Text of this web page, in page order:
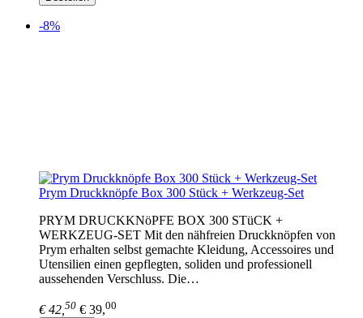
-8%
Prym Druckknöpfe Box 300 Stück + Werkzeug-Set
PRYM DRUCKKNöPFE BOX 300 STüCK +
WERKZEUG-SET Mit den nähfreien Druckknöpfen von
Prym erhalten selbst gemachte Kleidung, Accessoires und
Utensilien einen gepflegten, soliden und professionell
aussehenden Verschluss. Die…
€ 42, 50 € 39,00